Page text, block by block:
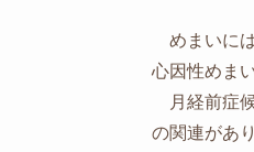
めまいに
心因性めま
月経前症
の関連があ